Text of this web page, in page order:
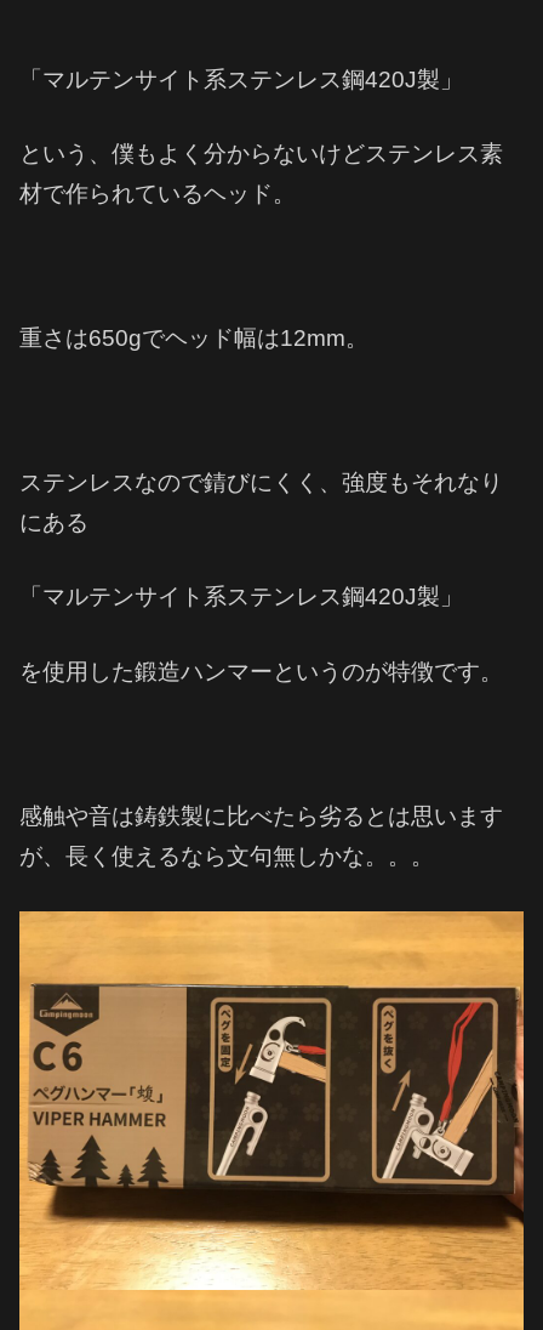
「マルテンサイト系ステンレス鋼420J製」
という、僕もよく分からないけどステンレス素
材で作られているヘッド。
重さは650gでヘッド幅は12mm。
ステンレスなので錆びにくく、強度もそれなり
にある
「マルテンサイト系ステンレス鋼420J製」
を使用した鍛造ハンマーというのが特徴です。
感触や音は鋳鉄製に比べたら劣るとは思います
が、長く使えるなら文句無しかな。。。